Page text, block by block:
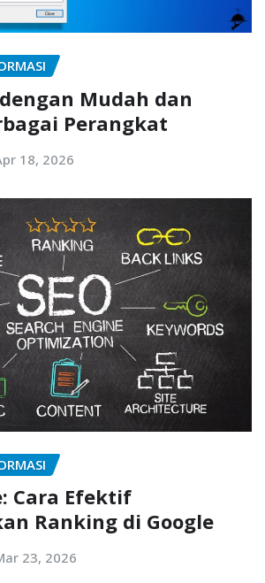
Mudah dan
Perangkat
18, 2026
Cara Efektif
Ranking di Google
23, 2026